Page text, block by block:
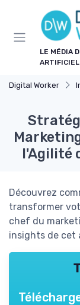
LE MÉDIA
Digital Worker
l'Agilité
Découvrez
transformer
chef du
insights de cet